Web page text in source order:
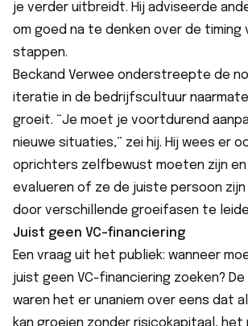
je verder uitbreidt. Hij adviseerde
om goed na te denken over de timing
stappen.
Beckand Verwee onderstreepte de
iteratie in de bedrijfscultuur
groeit. “Je moet je voortdurend
nieuwe situaties,” zei hij. Hij wees er
oprichters zelfbewust moeten zijn
evalueren of ze de juiste persoon
door verschillende groeifasen te
Juist geen VC-financiering
Een vraag uit het publiek: wanneer
juist geen VC-financiering zoeken?
waren het er unaniem over eens dat